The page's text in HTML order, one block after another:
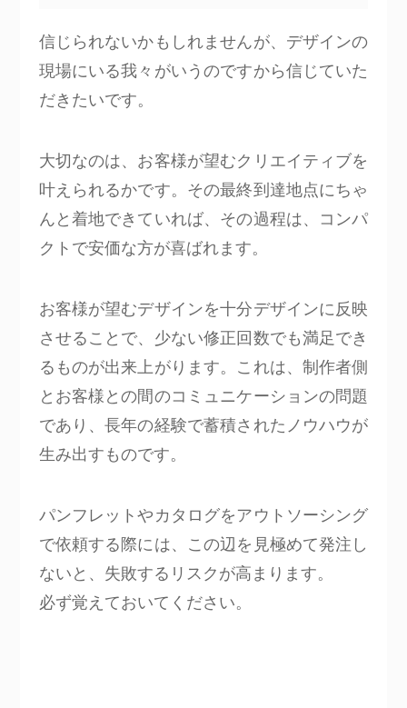
信じられないかもしれませんが、デザインの
現場にいる我々がいうのですから信じていた
だきたいです。
大切なのは、お客様が望むクリエイティブを
叶えられるかです。その最終到達地点にちゃ
んと着地できていれば、その過程は、コンパ
クトで安価な方が喜ばれます。
お客様が望むデザインを十分デザインに反映
させることで、少ない修正回数でも満足でき
るものが出来上がります。これは、制作者側
とお客様との間のコミュニケーションの問題
であり、長年の経験で蓄積されたノウハウが
生み出すものです。
パンフレットやカタログをアウトソーシング
で依頼する際には、この辺を見極めて発注し
ないと、失敗するリスクが高まります。
必ず覚えておいてください。